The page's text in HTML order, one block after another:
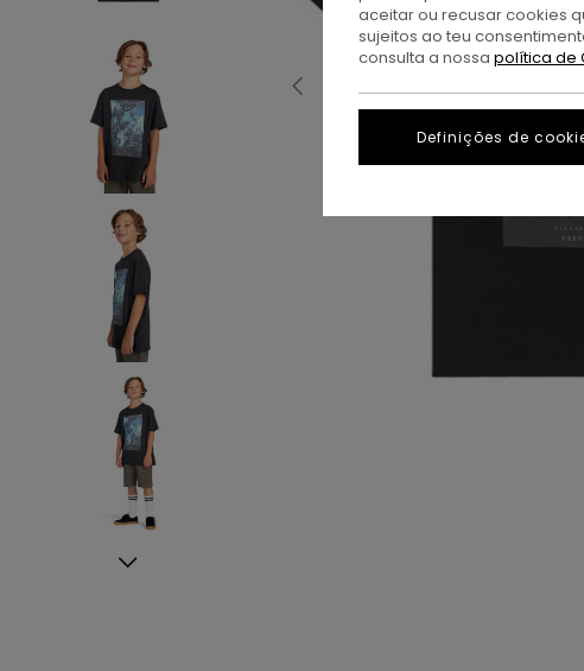
aceitar ou recusar cookies
sujeitos ao teu
consulta a nossa política de
Definições de